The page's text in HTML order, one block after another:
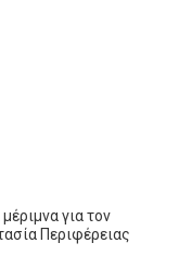
για τον
Περιφέρειας